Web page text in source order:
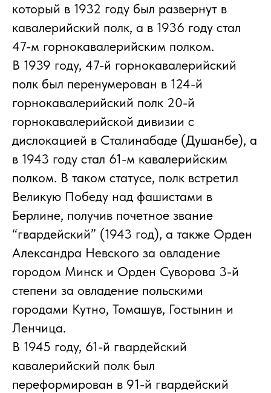
который в 1932 году был развернут в
кавалерийский полк, а в 1936 году стал
47-м горнокавалерийским полком.
В 1939 году, 47-й горнокавалерийский
полк был перенумерован в 124-й
горнокавалерийский полк 20-й
горнокавалерийской дивизии с
дислокацией в Сталинабаде (Душанбе), а
в 1943 году стал 61-м кавалерийским
полком. В таком статусе, полк встретил
Великую Победу над фашистами в
Берлине, получив почетное звание
“гвардейский” (1943 год), а также Орден
Александра Невского за овладение
городом Минск и Орден Суворова 3-й
степени за овладение польскими
городами Кутно, Томашув, Гостынин и
Ленчица.
В 1945 году, 61-й гвардейский
кавалерийский полк был
переформирован в 91-й гвардейский